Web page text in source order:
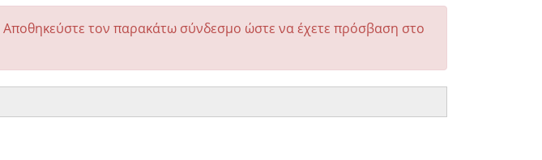
Αποθηκεύστε τον παρακάτω σύνδεσμο ώστε να έχετε πρόσβαση στο